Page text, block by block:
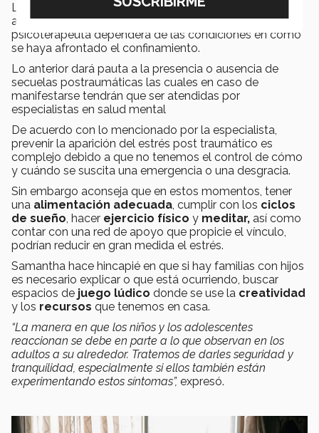
La probabilidad de que exista un post trauma mental
ante el encierro por COVID 19 es alta, de acuerdo a la
psicoterapeuta dependerá de las condiciones en cómo
se haya afrontado el confinamiento.
Lo anterior dará pauta a la presencia o ausencia de
secuelas postraumáticas las cuales en caso de
manifestarse tendrán que ser atendidas por
especialistas en salud mental
De acuerdo con lo mencionado por la especialista,
prevenir la aparición del estrés post traumático es
complejo debido a que no tenemos el control de cómo
y cuándo se suscita una emergencia o una desgracia.
Sin embargo aconseja que en estos momentos, tener
una alimentación adecuada, cumplir con los ciclos
de sueño, hacer ejercicio físico y meditar, así como
contar con una red de apoyo que propicie el vínculo,
podrían reducir en gran medida el estrés.
Samantha hace hincapié en que si hay familias con hijos
es necesario explicar o que está ocurriendo, buscar
espacios de juego lúdico donde se use la creatividad
y los recursos que tenemos en casa.
“La manera en que los niños y los adolescentes
reaccionan se debe en parte a lo que observan en los
adultos a su alrededor. Tratemos de darles seguridad y
tranquilidad, especialmente si ellos también están
experimentando estos síntomas”, expresó.